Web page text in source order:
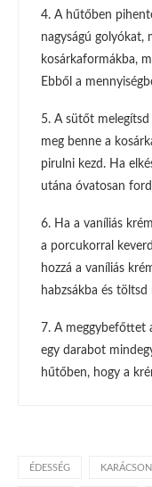
4. A hűtőben
nagyságú golyókat,
kosárkaformákba,
Ebből a
5. A sütőt
meg benne a
pirulni kezd. Ha
utána óvatosan
6. Ha a vaníliás
a porcukorral
hozzá a vaníliás
habzsákba és
7. A meggybefőttet
egy darabot
hűtőben, hogy a
ÉDESSÉG